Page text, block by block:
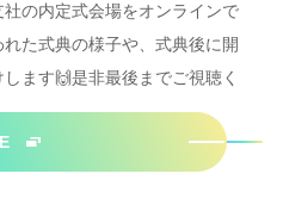
の内定式会場をオンラインで
た式典の様子や、式典後に開
ます🙌是非最後までご視聴く